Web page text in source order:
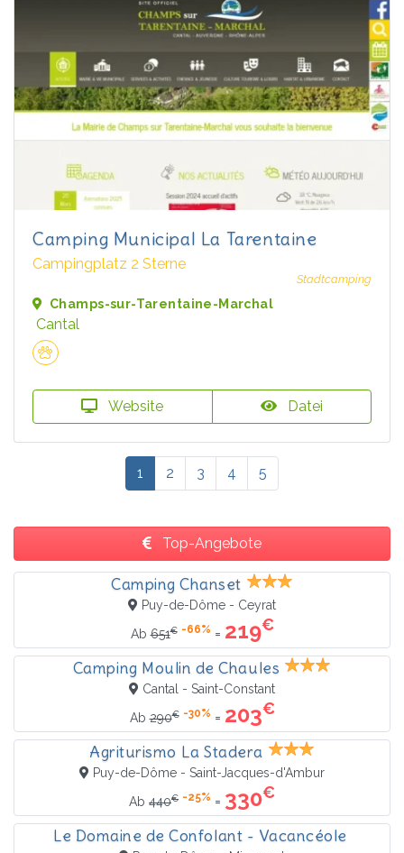
Camping Municipal La Tarentaine
Campingplatz 2 Sterne
Stadtcamping
Champs-sur-Tarentaine-Marchal
Cantal
Website Datei
1 2 3 4 5
Top-Angebote
Camping Chanset
Puy-de-Dôme - Ceyrat
Ab651€ -66% = 219€
Camping Moulin de Chaules
Cantal - Saint-Constant
Ab290€ -30% = 203€
Agriturismo La Stadera
Puy-de-Dôme - Saint-Jacques-d'Ambur
Ab 440€ -25% = 330€
Le Domaine de Confolant - Vacancéole